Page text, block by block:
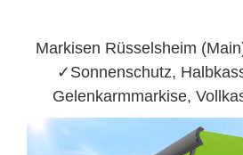
Markisen Rüsselsheim
✓Sonnenschutz,
Gelenkarmmarkise,